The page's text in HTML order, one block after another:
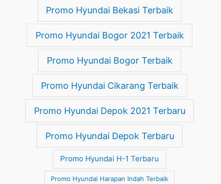
Promo Hyundai Bekasi Terbaik
Promo Hyundai Bogor 2021 Terbaik
Promo Hyundai Bogor Terbaik
Promo Hyundai Cikarang Terbaik
Promo Hyundai Depok 2021 Terbaru
Promo Hyundai Depok Terbaru
Promo Hyundai H-1 Terbaru
Promo Hyundai Harapan Indah Terbaik